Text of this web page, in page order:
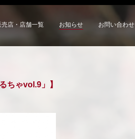
売店・店舗一覧 お知らせ お問い合わせ
ちゃvol.9」】